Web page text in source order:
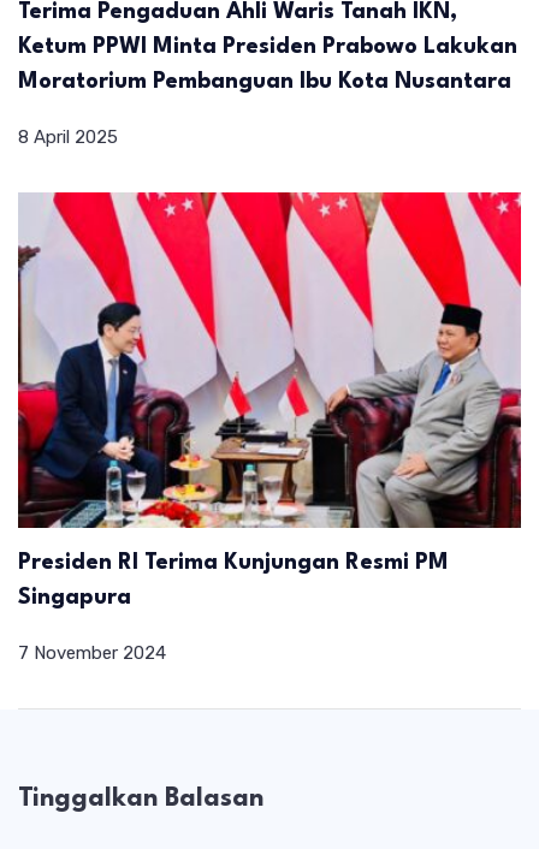
Terima Pengaduan Ahli Waris Tanah IKN,
Ketum PPWI Minta Presiden Prabowo Lakukan
Moratorium Pembanguan Ibu Kota Nusantara
8 April 2025
Presiden RI Terima Kunjungan Resmi PM
Singapura
7 November 2024
Tinggalkan Balasan